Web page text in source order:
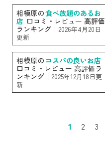
相模原の食べ放題のあるお
店 口コミ・レビュー 高評価
ランキング｜ 2026年4月20日
更新
相模原の コスパの良いお店
口コミ・レビュー 高評価ラ
ンキング｜ 2025年12月18日更
新
1 2 3